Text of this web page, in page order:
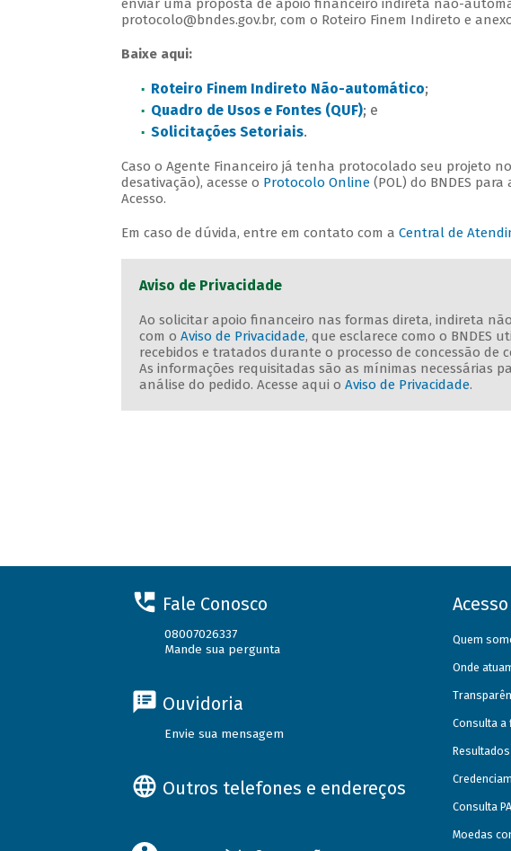
enviar uma proposta de apoio financeiro indireta não-
protocolo@bndes.gov.br, com o Roteiro Finem Indireto e
Baixe aqui:
Roteiro Finem Indireto Não-automático;
Quadro de Usos e Fontes (QUF); e
Solicitações Setoriais.
Caso o Agente Financeiro já tenha protocolado seu projeto
desativação), acesse o Protocolo Online(POL) do BNDES
Acesso.
Em caso de dúvida, entre em contato com a Central de
Aviso de Privacidade
Ao solicitar apoio financeiro nas formas direta, indireta
com o Aviso de Privacidade, que esclarece como o BNDES
recebidos e tratados durante o processo de concessão de
As informações requisitadas são as mínimas necessárias
análise do pedido. Acesse aqui o Aviso de Privacidade.
Fale Conosco
08007026337
Mande sua pergunta
Ouvidoria
Envie sua mensagem
Outros telefones e endereços
Quem
Onde
Consulta a
Consulta
Moedas